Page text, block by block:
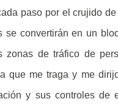
paso por el crujido
se convertirán en un
zonas de tráfico de
que me traga y me
y sus controles de